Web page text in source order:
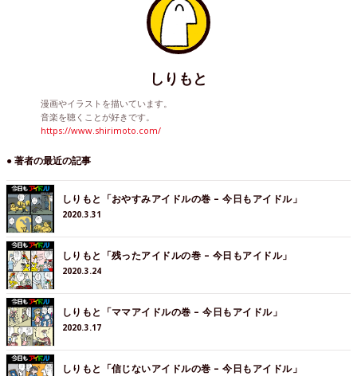
しりもと
漫画やイラストを描いています。
音楽を聴くことが好きです。
https://www.shirimoto.com/
● 著者の最近の記事
しりもと「おやすみアイドルの巻 – 今日もアイドル」
2020.3.31
しりもと「残ったアイドルの巻 – 今日もアイドル」
2020.3.24
しりもと「ママアイドルの巻 – 今日もアイドル」
2020.3.17
しりもと「信じないアイドルの巻 – 今日もアイドル」